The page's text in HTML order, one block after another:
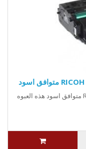
حبر طابعه ريكو ليزرRICOH sp311 SP 311SFN متوافق اسود هذه العبوه